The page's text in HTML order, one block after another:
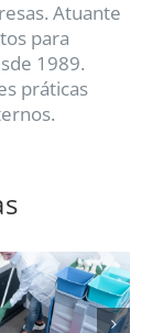
Atuante
para
1989.
práticas